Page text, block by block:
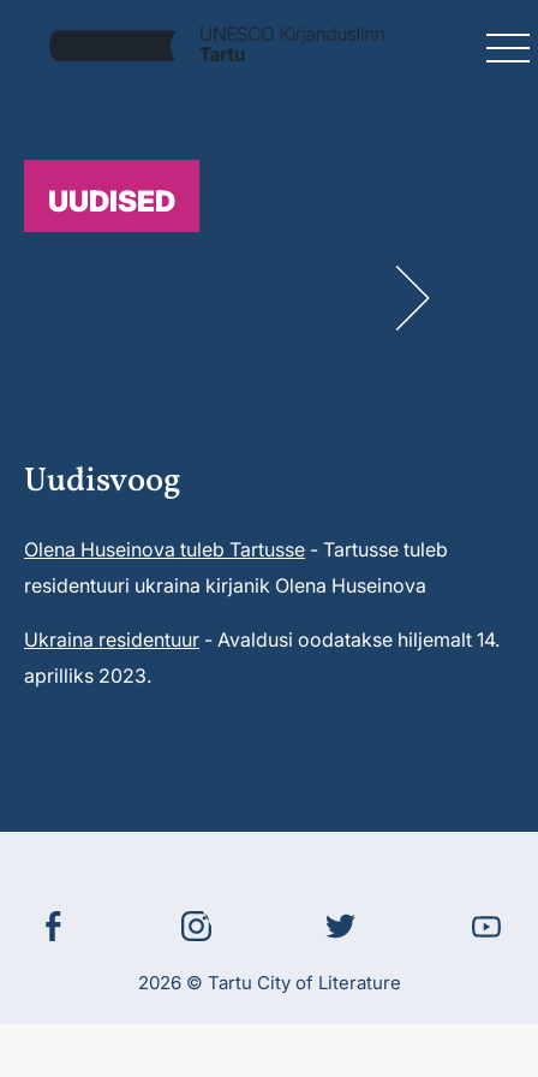
UUDISED
Uudisvoog
Olena Huseinova tuleb Tartusse - Tartusse tuleb
residentuuri ukraina kirjanik Olena Huseinova
Ukraina residentuur - Avaldusi oodatakse hiljemalt 14.
aprilliks 2023.
2026 © Tartu City of Literature